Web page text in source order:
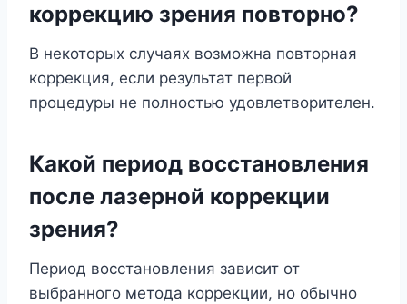
коррекцию зрения повторно?
В некоторых случаях возможна повторная
коррекция, если результат первой
процедуры не полностью удовлетворителен.
Какой период восстановления
после лазерной коррекции
зрения?
Период восстановления зависит от
выбранного метода коррекции, но обычно